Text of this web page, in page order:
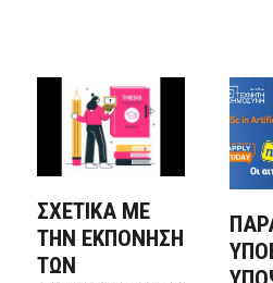
ΣΧΕΤΙΚΑ ΜΕ
ΤΗΝ ΕΚΠΟΝΗΣΗ
ΤΩΝ